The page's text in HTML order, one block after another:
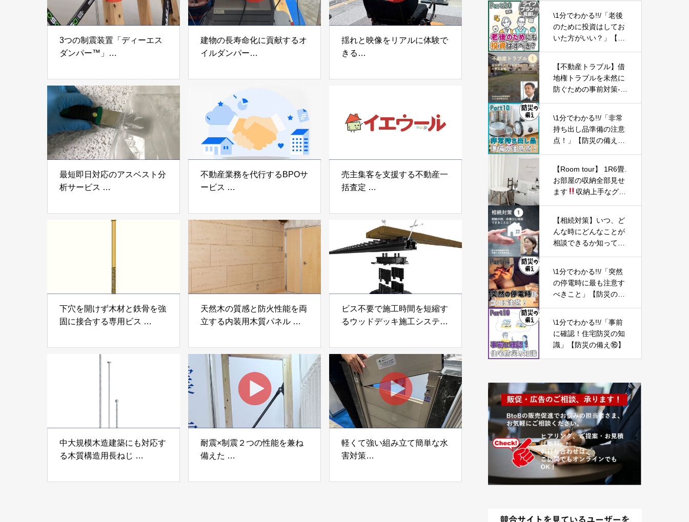
3つの制震装置「ディーエス
ダンパー™」
プ®」
アイディールブレーン株式会
社
建物の長寿命化に貢献するオ
イルダンパー
「evoltz」
揺れと映像をリアルに体験で
きる
「地震ザブトン」
最短即日対応のアスベスト分
析サービス
株式会社べスター
不動産業務を代行するBPOサ
ービス
らぶGROUP
売主集客を支援する不動産一
括査定
Speee
下穴を開けず木材と鉄骨を強
固に接合する専用ビス
株式会社
天然木の質感と防火性能を両
立する内装用木質パネル
モクパネル）」 合同会社サ
ンパテック
ビス不要で施工時間を短縮す
るウッドデッキ施工システム
JAPAN
中大規模木造建築にも対応す
る木質構造用長ねじ
ス」 株式会社カナイ
耐震×制震２つの性能を兼ね
備えた
工業株式会社
軽くて強い組み立て簡単な水
害対策
ー」
\1分でわかる!!/「老後
のために投資はしてお
いた方がいい？」【ラ
【不動産トラブル】借
地権トラブルを未然に
防ぐための事前対策-P
\1分でわかる!!/「非常
持ち出し品準備の注意
点！」【防災の備え
【Room tour】 1R6畳.
お部屋の収納全部見せ
ます
収納上手なグラ
均・プチプラ
【相続対策】いつ、ど
んな時にどんなことが
相談できるか知ってお
\1分でわかる!!/「突然
の停電時に最も注意す
べきこと」【防災の備
\1分でわかる!!/「事前
に確認！住宅防災の知
識」【防災の備え⑯】